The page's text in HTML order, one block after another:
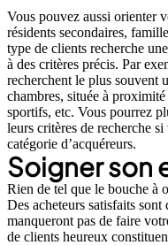
Vous pouvez aussi orienter
résidents secondaires,
type de clients recherche
à des critères précis. Par
recherchent le plus souvent
chambres, située à
sportifs, etc. Vous pourrez
leurs critères de recherche
catégorie d’acquéreurs.
Soigner son
Rien de tel que le bouche à
Des acheteurs satisfaits
manqueront pas de faire
de clients heureux